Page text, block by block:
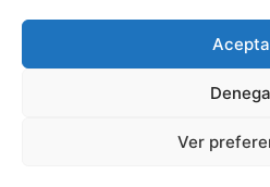
Ver
Aviso legal ·